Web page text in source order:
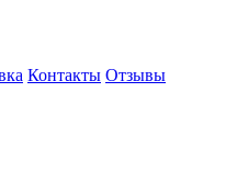
Контакты Отзывы